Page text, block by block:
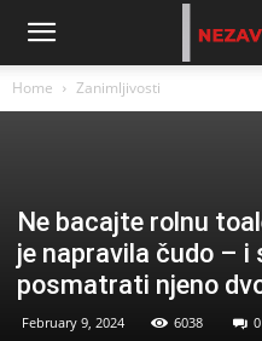
Home Zanimljivosti
Ne bacajte rolnu
je napravila čudo – i
posmatrati njeno
February 9, 2024 6038 0